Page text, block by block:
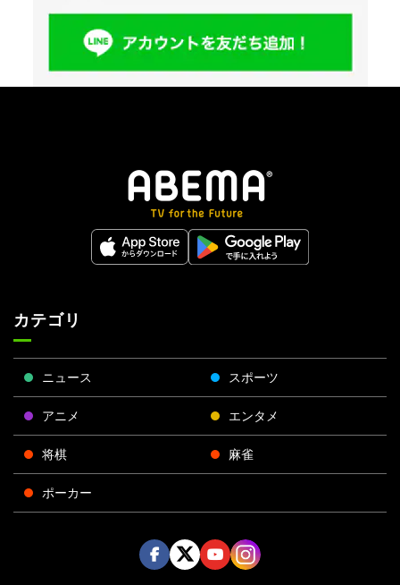
カテゴリ
ニュース スポーツ
アニメ エンタメ
将棋 麻雀
ポーカー